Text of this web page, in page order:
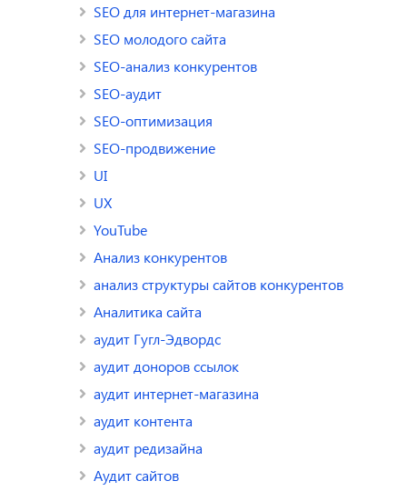
SEO для интернет-магазина
SEO молодого сайта
SEO-анализ конкурентов
SEO-аудит
SEO-оптимизация
SEO-продвижение
UI
UX
YouTube
Анализ конкурентов
анализ структуры сайтов конкурентов
Аналитика сайта
аудит Гугл-Эдвордс
аудит доноров ссылок
аудит интернет-магазина
аудит контента
аудит редизайна
Аудит сайтов